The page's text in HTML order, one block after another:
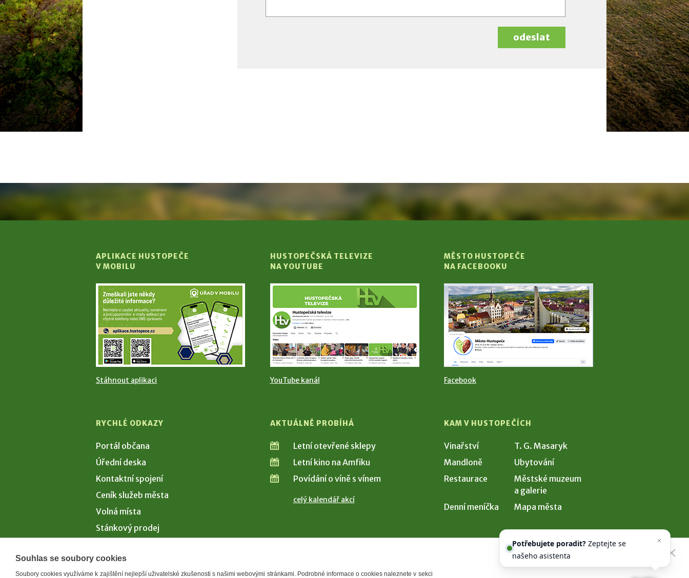
odeslat
APLIKACE HUSTOPEČE
V MOBILU
Stáhnout aplikaci
HUSTOPEČSKÁ TELEVIZE
NA YOUTUBE
YouTube kanál
MĚSTO HUSTOPEČE
NA FACEBOOKU
Facebook
RYCHLÉ ODKAZY
Portál občana
Úřední deska
Kontaktní spojení
Ceník služeb města
Volná místa
Stánkový prodej
AKTUÁLNĚ PROBÍHÁ
Letní otevřené sklepy
Letní kino na Amfiku
Povídání o víně s vínem
celý kalendář akcí
KAM V HUSTOPEČÍCH
Vinařství
T. G. Masaryk
Mandloně
Ubytování
Restaurace
Městské muzeum
a galerie
Denní meníčka
Mapa města
Souhlas se soubory cookies
Soubory cookies využíváme k zajištění nejlepší uživatelské zkušenosti s našimi webovými stránkami. Podrobné informace o cookies naleznete v sekci
Potřebujete poradit?Zeptejte se
našeho asistenta